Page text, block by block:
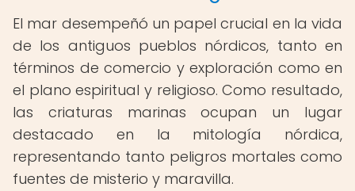
El mar desempeñó un papel crucial en la vida
de los antiguos pueblos nórdicos, tanto en
términos de comercio y exploración como en
el plano espiritual y religioso. Como resultado,
las criaturas marinas ocupan un lugar
destacado en la mitología nórdica,
representando tanto peligros mortales como
fuentes de misterio y maravilla.